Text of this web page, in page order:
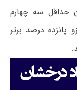
حداقل سه چهارم
درصد برتر